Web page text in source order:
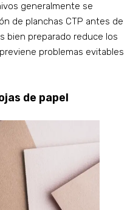
generalmente se
de planchas CTP antes de
bien preparado reduce los
problemas evitables
de papel